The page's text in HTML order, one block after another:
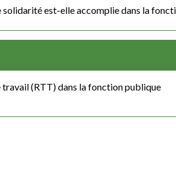
solidarité est-elle accomplie dans la
travail (RTT) dans la fonction publique